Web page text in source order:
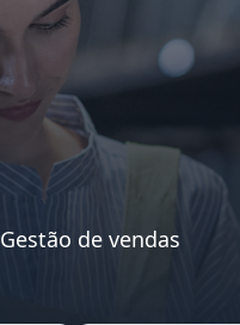
Gestão de vendas